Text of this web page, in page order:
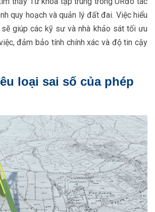
quy hoạch và quản lý đất đai. Việc hiểu
giúp các kỹ sư và nhà khảo sát tối ưu
đảm bảo tính chính xác và độ tin cậy
loại sai số của phép